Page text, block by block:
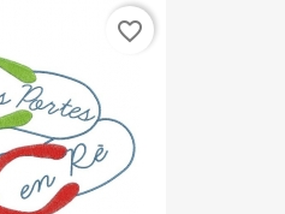
favorite_border